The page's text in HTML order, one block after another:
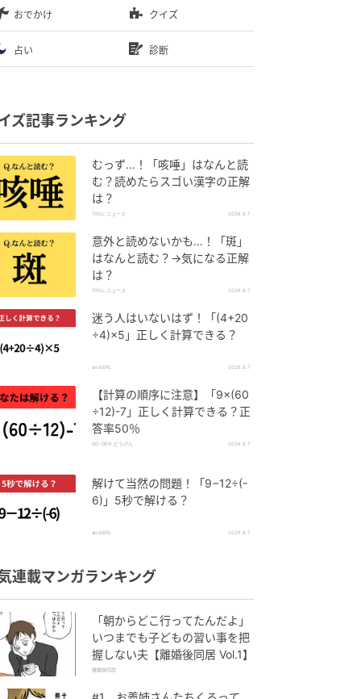
おでかけ クイズ
占い 診断
ズ記事ランキング
むっず…！「咳唾」はなんと読
む？読めたらスゴい漢字の正解
は？
TRILL ニュース 2026.8.7
意外と読めないかも…！「斑」
はなんと読む？→気になる正解
は？
TRILL ニュース 2026.8.7
迷う人はいないはず！「(4+20
÷4)×5」正しく計算できる？
andGIRL 2026.8.7
【計算の順序に注意】「9×(60
÷12)-7」正しく計算できる？正
答率50％
DO-GEN どうげん 2026.8.7
解けて当然の問題！「9−12÷(-
6)」5秒で解ける？
andGIRL 2026.8.7
連載マンガランキング
「朝からどこ行ってたんだよ」
いつまでも子どもの習い事を把
握しない夫【離婚後同居 Vol.1】
離婚後同居